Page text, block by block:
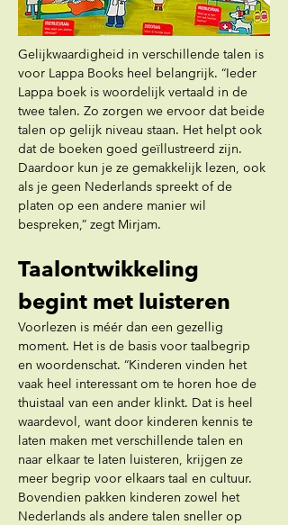
Gelijkwaardigheid in verschillende talen is
voor Lappa Books heel belangrijk. “Ieder
Lappa boek is woordelijk vertaald in de
twee talen. Zo zorgen we ervoor dat beide
talen op gelijk niveau staan. Het helpt ook
dat de boeken goed geïllustreerd zijn.
Daardoor kun je ze gemakkelijk lezen, ook
als je geen Nederlands spreekt of de
platen op een andere manier wil
bespreken,” zegt Mirjam.
Taalontwikkeling
begint met luisteren
Voorlezen is méér dan een gezellig
moment. Het is de basis voor taalbegrip
en woordenschat. “Kinderen vinden het
vaak heel interessant om te horen hoe de
thuistaal van een ander klinkt. Dat is heel
waardevol, want door kinderen kennis te
laten maken met verschillende talen en
naar elkaar te laten luisteren, krijgen ze
meer begrip voor elkaars taal en cultuur.
Bovendien pakken kinderen zowel het
Nederlands als andere talen sneller op